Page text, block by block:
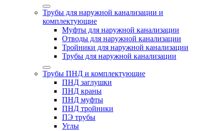
Трубы для наружной канализации и
комплектующие
Муфты для наружной канализации
Отводы для наружной канализации
Тройники для наружной канализации
Трубы для наружной канализации
Трубы ПНД и комплектующие
ПНД заглушки
ПНД краны
ПНД муфты
ПНД тройники
ПЭ трубы
Углы